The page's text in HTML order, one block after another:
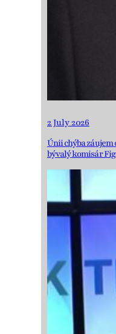
2 July 2026
Únii chýba záujem
bývalý komisár